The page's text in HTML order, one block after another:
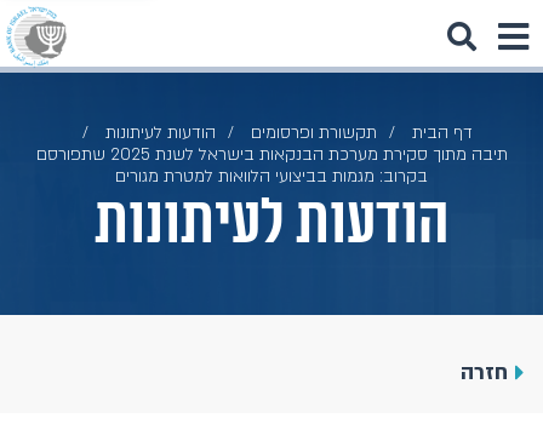
דף הבית תקשורת ופרסומים
הודעות לעיתונות
תיבה מתוך סקירת מערכת הבנקאות בישראל לשנת 2025 שתפורסם
בקרוב: מגמות בביצועי הלוואות למטרת מגורים
הודעות לעיתונות
חזרה